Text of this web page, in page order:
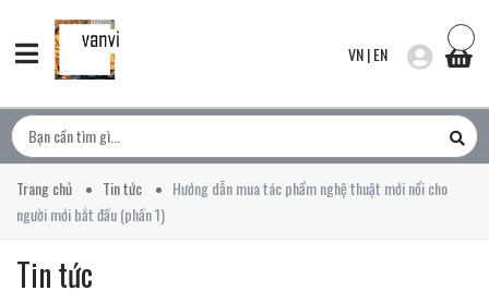
VN|EN
Trang chủ Tin tức
Hướng dẫn mua tác phẩm nghệ thuật mới nổi cho
người mới bắt đầu (phần 1)
Tin tức